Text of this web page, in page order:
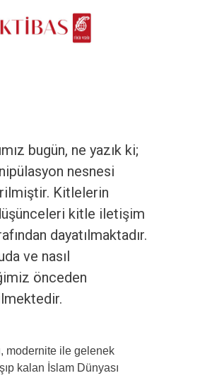
bugün, ne yazık ki;
nesnesi
Kitlelerin
kitle iletişim
dayatılmaktadır.
ve nasıl
önceden
modernite ile gelenek
kalan İslam Dünyası